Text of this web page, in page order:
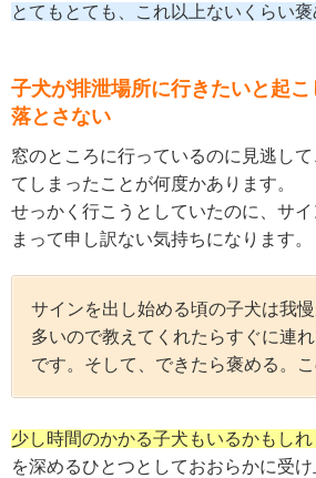
とてもとても、これ以上ないくらい
子犬が排泄場所に行きたいと起
落とさない
窓のところに行っているのに見逃し
てしまったことが何度かあります。
せっかく行こうとしていたのに、サ
まって申し訳ない気持ちになります。
サインを出し始める頃の子犬は我
多いので教えてくれたらすぐに連
です。そして、できたら褒める。こ
少し時間のかかる子犬もいるかもしれ
を深めるひとつとしておおらかに受